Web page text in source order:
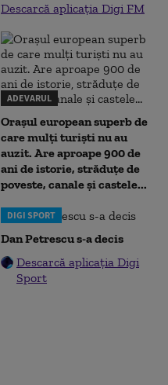
Descarcă aplicația Digi FM
ADEVARUL
Orașul european superb de
care mulți turiști nu au
auzit. Are aproape 900 de
ani de istorie, străduțe de
poveste, canale și castele...
DIGI SPORT
Dan Petrescu s-a decis
Descarcă aplicația Digi
Sport